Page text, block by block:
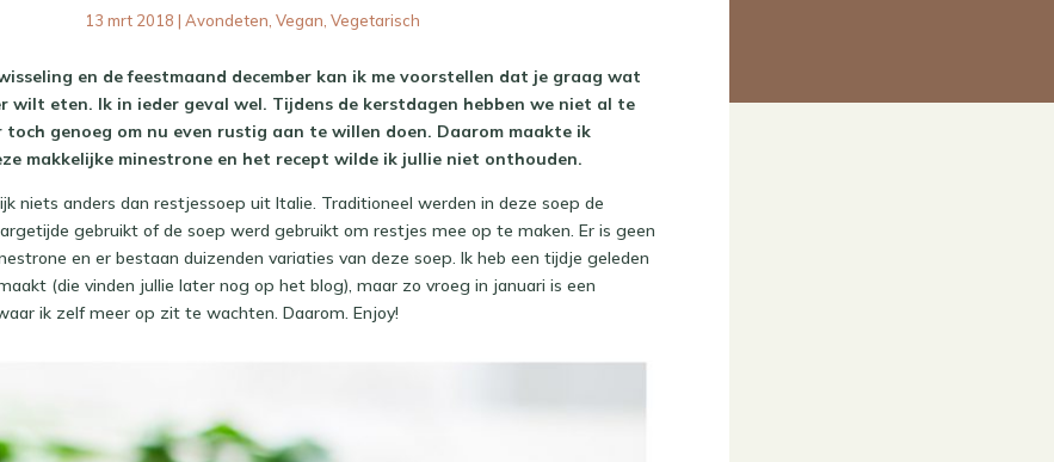
13 mrt 2018 | Avondeten Vegan Vegetarisch
en de feestmaand december kan ik me voorstellen dat je graag wat
wilt eten. Ik in ieder geval wel. Tijdens de kerstdagen hebben we niet al te
toch genoeg om nu even rustig aan te willen doen. Daarom maakte ik
makkelijke minestrone en het recept wilde ik jullie niet onthouden.
niets anders dan restjessoep uit Italie. Traditioneel werden in deze soep de
gebruikt of de soep werd gebruikt om restjes mee op te maken. Er is geen
en er bestaan duizenden variaties van deze soep. Ik heb een tijdje geleden
(die vinden jullie later nog op het blog), maar zo vroeg in januari is een
ik zelf meer op zit te wachten. Daarom. Enjoy!